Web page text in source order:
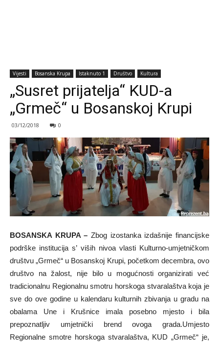
Vijesti Bosanska Krupa Istaknuto 1 Društvo Kultura
„Susret prijatelja“ KUD-a
„Grmeč“ u Bosanskoj Krupi
03/12/2018 0
BOSANSKA KRUPA – Zbog izostanka izdašnije financijske
podrške institucija s’ viših nivoa vlasti Kulturno-umjetničkom
društvu „Grmeč“ u Bosanskoj Krupi, početkom decembra, ovo
društvo na žalost, nije bilo u mogućnosti organizirati već
tradicionalnu Regionalnu smotru horskoga stvaralaštva koja je
sve do ove godine u kalendaru kulturnih zbivanja u gradu na
obalama Une i Krušnice imala posebno mjesto i bila
prepoznatljiv umjetnički brend ovoga grada.Umjesto
Regionalne smotre horskoga stvaralaštva, KUD „Grmeč“ je,